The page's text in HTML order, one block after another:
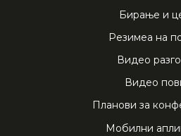
Бирање и
Резимеа на
Видео
Видео
Планови за
Мобилни